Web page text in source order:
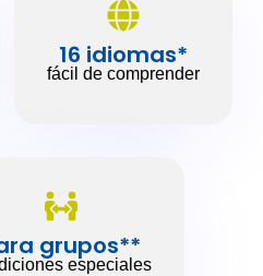
16 idiomas*
fácil de comprender
grupos**
especiales